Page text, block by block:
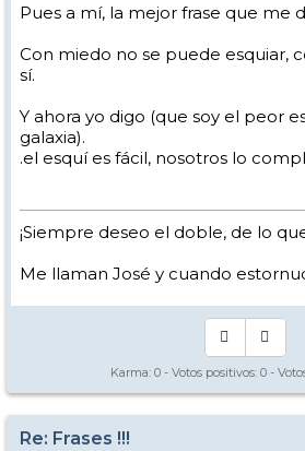
Pues a mí, la mejor frase que me
Con miedo no se puede esquiar,
sí.
Y ahora yo digo (que soy el peor
galaxia).
.el esquí es fácil, nosotros lo
¡Siempre deseo el doble, de lo
Me llaman José y cuando
Karma: 0 - Votos positivos: 0 -
Re: Frases !!!